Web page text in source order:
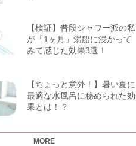
【検証】普段シャワー派の私
が「1ヶ月」湯船に浸かって
みて感じた効果3選！
【ちょっと意外！】暑い夏に
最適な水風呂に秘められた効
果とは！？
MORE